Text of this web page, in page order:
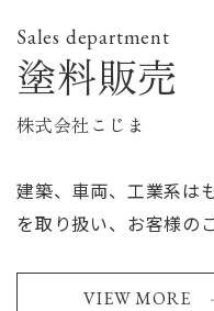
Sales department
塗料販売
株式会社こじま
建築、車両、工業系は
を取り扱い、お客様の
VIEW MORE